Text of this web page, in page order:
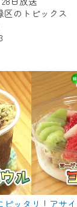
区のトピックス
ピッタリ！アサ
予定していま
の
り、ご利用
たしますが
たします。